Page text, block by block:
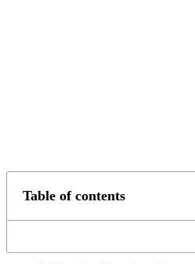
Table of contents